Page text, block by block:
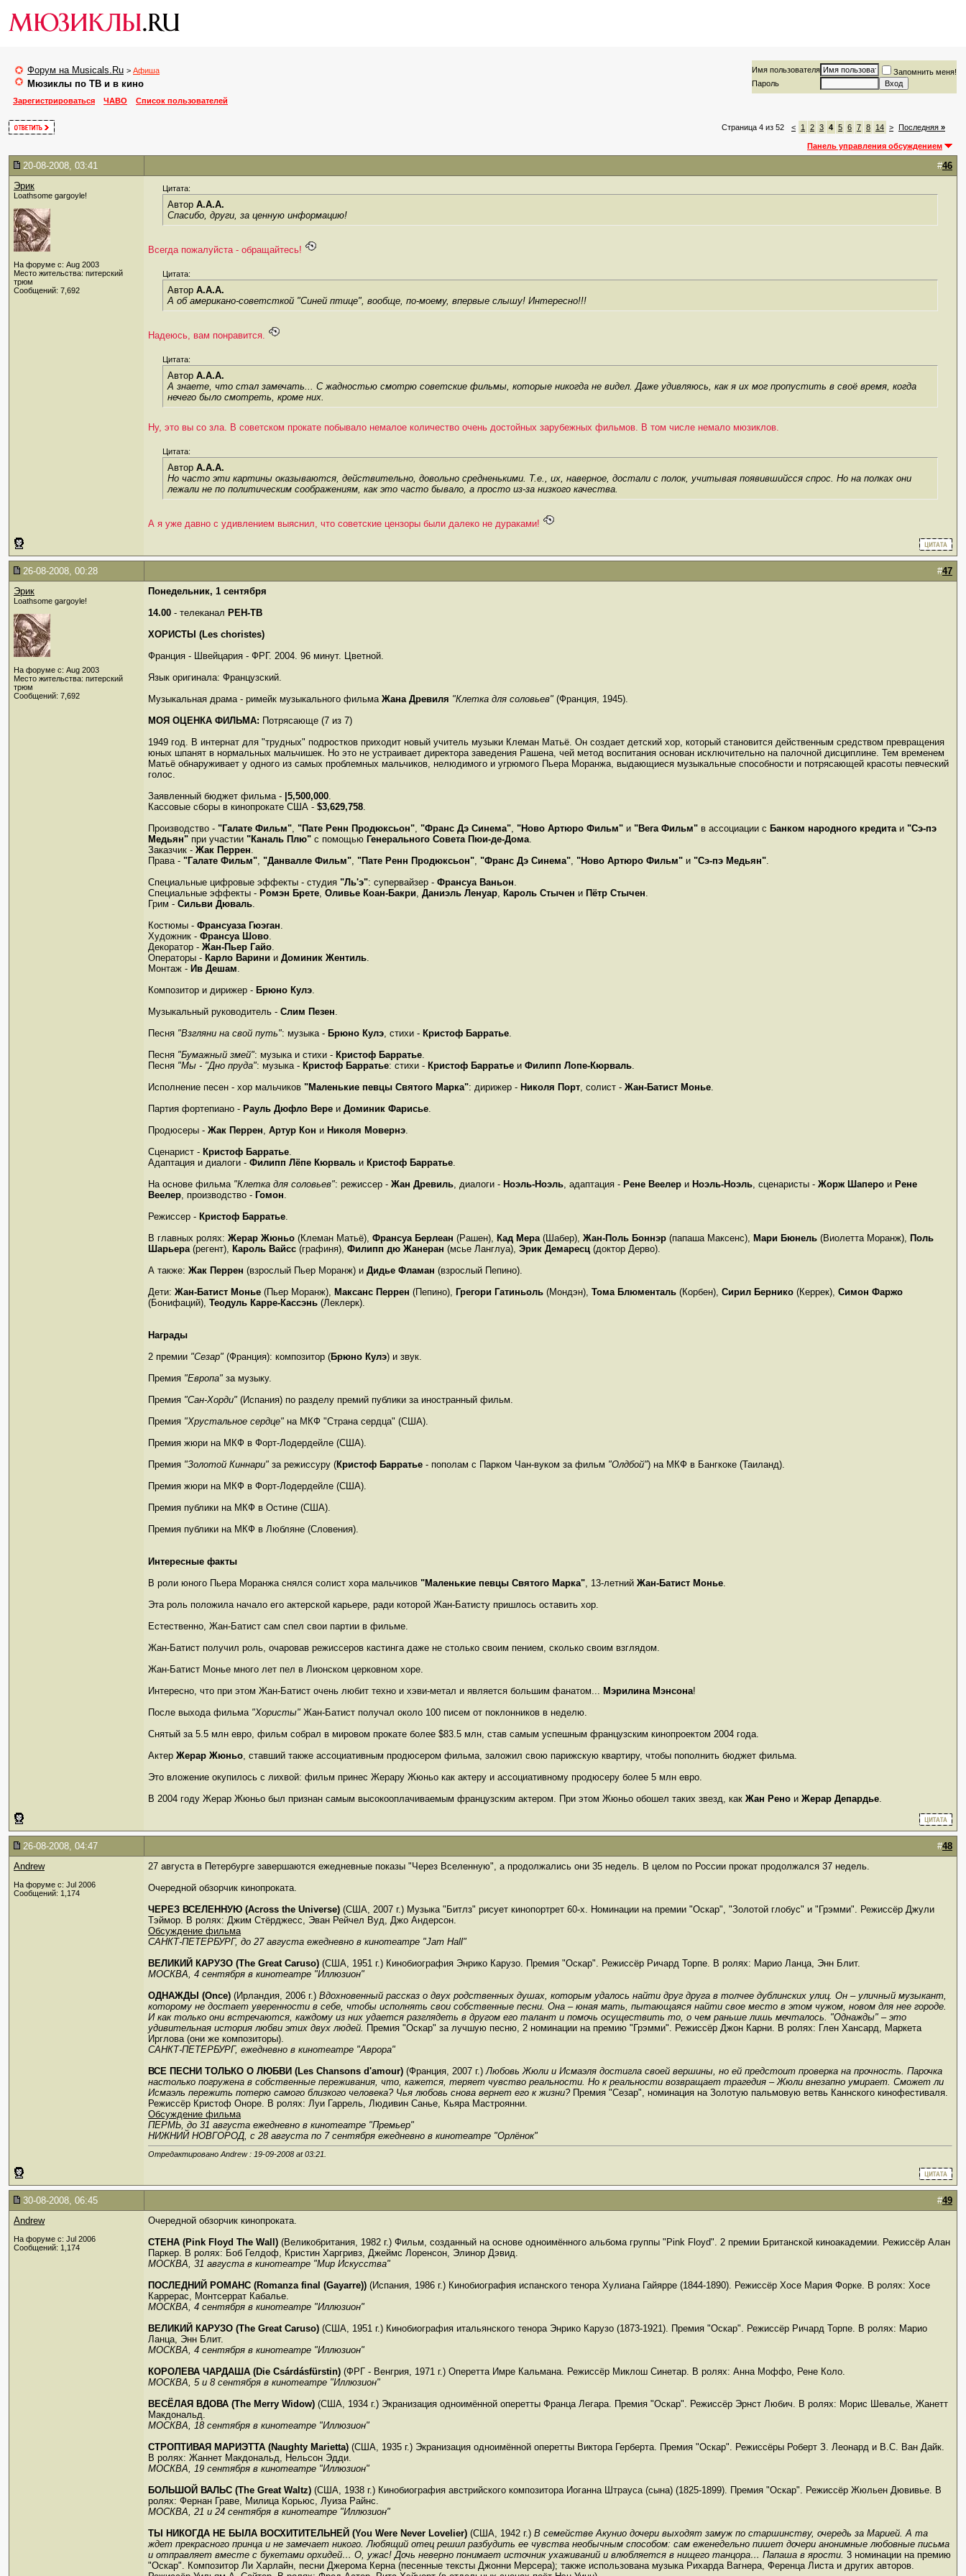
Форум на Musicals.Ru > Афиша
Мюзиклы по ТВ и в кино
Имя пользователя
Запомнить меня!
Пароль
Зарегистрироваться
ЧАВО Список пользователей
Страница 4 из 52 < 1 2 3 4 5 6 7 8 14 > Последняя »
Панель управления обсуждением
20-08-2008, 03:41 #46
Эрик
Loathsome gargoyle!
На форуме с: Aug 2003
Место жительства: питерский
трюм
Сообщений: 7,692
Цитата:
Автор A.A.A.
Спасибо, други, за ценную информацию!
Всегда пожалуйста - обращайтесь!
Цитата:
Автор A.A.A.
А об американо-советсткой "Синей птице", вообще, по-моему, впервые слышу! Интересно!!!
Надеюсь, вам понравится.
Цитата:
Автор A.A.A.
А знаете, что стал замечать... С жадностью смотрю советские фильмы, которые никогда не видел. Даже удивляюсь, как я их мог пропустить в своё время, когда
нечего было смотреть, кроме них.
Ну, это вы со зла. В советском прокате побывало немалое количество очень достойных зарубежных фильмов. В том числе немало мюзиклов.
Цитата:
Автор A.A.A.
Но часто эти картины оказываются, действительно, довольно средненькими. Т.е., их, наверное, достали с полок, учитывая появившийсся спрос. Но на полках они
лежали не по политическим соображениям, как это часто бывало, а просто из-за низкого качества.
А я уже давно с удивлением выяснил, что советские цензоры были далеко не дураками!
26-08-2008, 00:28 #47
Эрик
Loathsome gargoyle!
На форуме с: Aug 2003
Место жительства: питерский
трюм
Сообщений: 7,692
Понедельник, 1 сентября
14.00 - телеканал РЕН-ТВ
ХОРИСТЫ (Les choristes)
Франция - Швейцария - ФРГ. 2004. 96 минут. Цветной.
Язык оригинала: Французский.
Музыкальная драма - римейк музыкального фильма Жана Древиля "Клетка для соловьев" (Франция, 1945).
МОЯ ОЦЕНКА ФИЛЬМА: Потрясающе (7 из 7)
1949 год. В интернат для "трудных" подростков приходит новый учитель музыки Клеман Матьё. Он создает детский хор, который становится действенным средством превращения
юных шпанят в нормальных мальчишек. Но это не устраивает директора заведения Рашена, чей метод воспитания основан исключительно на палочной дисциплине. Тем временем
Матьё обнаруживает у одного из самых проблемных мальчиков, нелюдимого и угрюмого Пьера Моранжа, выдающиеся музыкальные способности и потрясающей красоты певческий
голос.
Заявленный бюджет фильма - |5,500,000.
Кассовые сборы в кинопрокате США - $3,629,758.
Производство - "Галате Фильм", "Пате Ренн Продюксьон", "Франс Дэ Синема", "Ново Артюро Фильм" и "Вега Фильм" в ассоциации с Банком народного кредитаи "Сэ-пэ
Медьян" при участии "Каналь Плю" с помощью Генерального Совета Пюи-де-Дома.
Заказчик - Жак Перрен.
Права - "Галате Фильм", "Данвалле Фильм", "Пате Ренн Продюксьон", "Франс Дэ Синема", "Ново Артюро Фильм" и "Сэ-пэ Медьян".
Специальные цифровые эффекты - студия "Ль'э": супервайзер - Франсуа Ваньон.
Специальные эффекты - Ромэн Брете, Оливье Коан-Бакри, Даниэль Ленуар, Кароль Стычен и Пётр Стычен.
Грим - Сильви Дюваль.
Костюмы - Франсуаза Гюэган.
Художник - Франсуа Шово.
Декоратор - Жан-Пьер Гайо.
Операторы - Карло Варини и Доминик Жентиль.
Монтаж - Ив Дешам.
Композитор и дирижер - Брюно Кулэ.
Музыкальный руководитель - Слим Пезен.
Песня "Взгляни на свой путь": музыка - Брюно Кулэ, стихи - Кристоф Барратье.
Песня "Бумажный змей": музыка и стихи - Кристоф Барратье.
Песня "Мы - "Дно пруда": музыка - Кристоф Барратье: стихи - Кристоф Барратье и Филипп Лопе-Кюрваль.
Исполнение песен - хор мальчиков "Маленькие певцы Святого Марка": дирижер - Николя Порт, солист - Жан-Батист Монье.
Партия фортепиано - Рауль Дюфло Вере и Доминик Фарисье.
Продюсеры - Жак Перрен, Артур Кон и Николя Мовернэ.
Сценарист - Кристоф Барратье.
Адаптация и диалоги - Филипп Лёпе Кюрваль и Кристоф Барратье.
На основе фильма "Клетка для соловьев": режиссер - Жан Древиль, диалоги - Ноэль-Ноэль, адаптация - Рене Веелер и Ноэль-Ноэль, сценаристы - Жорж Шаперо и Рене
Веелер, производство - Гомон.
Режиссер - Кристоф Барратье.
В главных ролях: Жерар Жюньо (Клеман Матьё), Франсуа Берлеан (Рашен), Кад Мера(Шабер), Жан-Поль Боннэр (папаша Максенс), Мари Бюнель (Виолетта Моранж), Поль
Шарьера(регент), Кароль Вайсс (графиня), Филипп дю Жанеран (мсье Ланглуа), Эрик Демаресц (доктор Дерво).
А также: Жак Перрен (взрослый Пьер Моранж) и Дидье Фламан (взрослый Пепино).
Дети: Жан-Батист Монье (Пьер Моранж), Максанс Перрен (Пепино), Грегори Гатиньоль (Мондэн), Тома Блюменталь (Корбен), Сирил Бернико (Керрек), Симон Фаржо
(Бонифаций), Теодуль Карре-Кассэнь (Леклерк).
Награды
2 премии "Сезар" (Франция): композитор (Брюно Кулэ) и звук.
Премия "Европа" за музыку.
Премия "Сан-Хорди" (Испания) по разделу премий публики за иностранный фильм.
Премия "Хрустальное сердце" на МКФ "Страна сердца" (США).
Премия жюри на МКФ в Форт-Лодердейле (США).
Премия "Золотой Киннари" за режиссуру (Кристоф Барратье - пополам с Парком Чан-вуком за фильм "Олдбой") на МКФ в Бангкоке (Таиланд).
Премия жюри на МКФ в Форт-Лодердейле (США).
Премия публики на МКФ в Остине (США).
Премия публики на МКФ в Любляне (Словения).
Интересные факты
В роли юного Пьера Моранжа снялся солист хора мальчиков "Маленькие певцы Святого Марка", 13-летний Жан-Батист Монье.
Эта роль положила начало его актерской карьере, ради которой Жан-Батисту пришлось оставить хор.
Естественно, Жан-Батист сам спел свои партии в фильме.
Жан-Батист получил роль, очаровав режиссеров кастинга даже не столько своим пением, сколько своим взглядом.
Жан-Батист Монье много лет пел в Лионском церковном хоре.
Интересно, что при этом Жан-Батист очень любит техно и хэви-метал и является большим фанатом... Мэрилина Мэнсона!
После выхода фильма "Хористы" Жан-Батист получал около 100 писем от поклонников в неделю.
Снятый за 5.5 млн евро, фильм собрал в мировом прокате более $83.5 млн, став самым успешным французским кинопроектом 2004 года.
Актер Жерар Жюньо, ставший также ассоциативным продюсером фильма, заложил свою парижскую квартиру, чтобы пополнить бюджет фильма.
Это вложение окупилось с лихвой: фильм принес Жерару Жюньо как актеру и ассоциативному продюсеру более 5 млн евро.
В 2004 году Жерар Жюньо был признан самым высокооплачиваемым французским актером. При этом Жюньо обошел таких звезд, как Жан Рено и Жерар Депардье.
26-08-2008, 04:47 #48
Andrew
На форуме с: Jul 2006
Сообщений: 1,174
27 августа в Петербурге завершаются ежедневные показы "Через Вселенную", а продолжались они 35 недель. В целом по России прокат продолжался 37 недель.
Очередной обзорчик кинопроката.
ЧЕРЕЗ ВСЕЛЕННУЮ (Across the Universe) (США, 2007 г.) Музыка "Битлз" рисует кинопортрет 60-х. Номинации на премии "Оскар", "Золотой глобус" и "Грэмми". Режиссёр Джули
Тэймор. В ролях: Джим Стёрджесс, Эван Рейчел Вуд, Джо Андерсон.
Обсуждение фильма
САНКТ-ПЕТЕРБУРГ, до 27 августа ежедневно в кинотеатре "Jam Hall"
ВЕЛИКИЙ КАРУЗО (The Great Caruso) (США, 1951 г.) Кинобиография Энрико Карузо. Премия "Оскар". Режиссёр Ричард Торпе. В ролях: Марио Ланца, Энн Блит.
МОСКВА, 4 сентября в кинотеатре "Иллюзион"
ОДНАЖДЫ (Once) (Ирландия, 2006 г.) Вдохновенный рассказ о двух родственных душах, которым удалось найти друг друга в толчее дублинских улиц. Он – уличный музыкант,
которому не достает уверенности в себе, чтобы исполнять свои собственные песни. Она – юная мать, пытающаяся найти свое место в этом чужом, новом для нее городе.
И как только они встречаются, каждому из них удается разглядеть в другом его талант и помочь осуществить то, о чем раньше лишь мечталось. "Однажды" – это
удивительная история любви этих двух людей. Премия "Оскар" за лучшую песню, 2 номинации на премию "Грэмми". Режиссёр Джон Карни. В ролях: Глен Хансард, Маркета
Ирглова (они же композиторы).
САНКТ-ПЕТЕРБУРГ, ежедневно в кинотеатре "Аврора"
ВСЕ ПЕСНИ ТОЛЬКО О ЛЮБВИ (Les Chansons d'amour) (Франция, 2007 г.)Любовь Жюли и Исмаэля достигла своей вершины, но ей предстоит проверка на прочность. Парочка
настолько погружена в собственные переживания, что, кажется, теряет чувство реальности. Но к реальности возвращает трагедия – Жюли внезапно умирает. Сможет ли
Исмаэль пережить потерю самого близкого человека? Чья любовь снова вернет его к жизни?Премия "Сезар", номинация на Золотую пальмовую ветвь Каннского кинофестиваля.
Режиссёр Кристоф Оноре. В ролях: Луи Гаррель, Людивин Санье, Кьяра Мастроянни.
Обсуждение фильма
ПЕРМЬ, до 31 августа ежедневно в кинотеатре "Премьер"
НИЖНИЙ НОВГОРОД, с 28 августа по 7 сентября ежедневно в кинотеатре "Орлёнок"
Отредактировано Andrew : 19-09-2008 at03:21
30-08-2008, 06:45 #49
Andrew
На форуме с: Jul 2006
Сообщений: 1,174
Очередной обзорчик кинопроката.
СТЕНА (Pink Floyd The Wall) (Великобритания, 1982 г.) Фильм, созданный на основе одноимённого альбома группы "Pink Floyd". 2 премии Британской киноакадемии. Режиссёр Алан
Паркер. В ролях: Боб Гелдоф, Кристин Харгривз, Джеймс Лоренсон, Элинор Дэвид.
МОСКВА, 31 августа в кинотеатре "Мир Искусства"
ПОСЛЕДНИЙ РОМАНС (Romanza final (Gayarre)) (Испания, 1986 г.) Кинобиография испанского тенора Хулиана Гайярре (1844-1890). Режиссёр Хосе Мария Форке. В ролях: Хосе
Каррерас, Монтсеррат Кабалье.
МОСКВА, 4 сентября в кинотеатре "Иллюзион"
ВЕЛИКИЙ КАРУЗО (The Great Caruso) (США, 1951 г.) Кинобиография итальянского тенора Энрико Карузо (1873-1921). Премия "Оскар". Режиссёр Ричард Торпе. В ролях: Марио
Ланца, Энн Блит.
МОСКВА, 4 сентября в кинотеатре "Иллюзион"
КОРОЛЕВА ЧАРДАША (Die Csárdásfürstin) (ФРГ - Венгрия, 1971 г.) Оперетта Имре Кальмана. Режиссёр Миклош Синетар. В ролях: Анна Моффо, Рене Коло.
МОСКВА, 5 и 8 сентября в кинотеатре "Иллюзион"
ВЕСЁЛАЯ ВДОВА (The Merry Widow) (США, 1934 г.) Экранизация одноимённой оперетты Франца Легара. Премия "Оскар". Режиссёр Эрнст Любич. В ролях: Морис Шевалье, Жанетт
Макдональд.
МОСКВА, 18 сентября в кинотеатре "Иллюзион"
СТРОПТИВАЯ МАРИЭТТА (Naughty Marietta) (США, 1935 г.) Экранизация одноимённой оперетты Виктора Герберта. Премия "Оскар". Режиссёры Роберт З. Леонард и В.С. Ван Дайк.
В ролях: Жаннет Макдональд, Нельсон Эдди.
МОСКВА, 19 сентября в кинотеатре "Иллюзион"
БОЛЬШОЙ ВАЛЬС (The Great Waltz) (США, 1938 г.) Кинобиография австрийского композитора Иоганна Штрауса (сына) (1825-1899). Премия "Оскар". Режиссёр Жюльен Дювивье. В
ролях: Фернан Граве, Милица Корьюс, Луиза Райнс.
МОСКВА, 21 и 24 сентября в кинотеатре "Иллюзион"
ТЫ НИКОГДА НЕ БЫЛА ВОСХИТИТЕЛЬНЕЙ (You Were Never Lovelier) (США, 1942 г.) В семействе Акунио дочери выходят замуж по старшинству, очередь за Марией. А та
ждет прекрасного принца и не замечает никого. Любящий отец решил разбудить ее чувства необычным способом: сам еженедельно пишет дочери анонимные любовные письма
и отправляет вместе с букетами орхидей… О, ужас! Дочь неверно понимает источник ухаживаний и влюбляется в нищего танцора… Папаша в ярости. 3 номинации на премию
"Оскар". Композитор Ли Харлайн, песни Джерома Керна (песенные тексты Джонни Мерсера); также использована музыка Рихарда Вагнера, Ференца Листа и других авторов.